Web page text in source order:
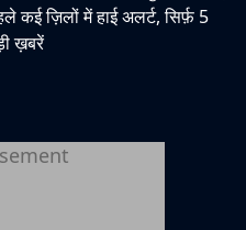
कई ज़िलों में हाई अलर्ट, सिर्फ़ 5
ख़बरें